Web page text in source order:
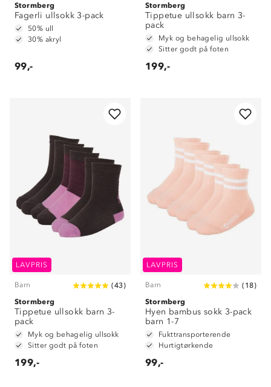
Stormberg
Fagerli ullsokk 3-pack
50% ull
30% akryl
99,-
Stormberg
Tippetue ullsokk barn 3-
pack
Myk og behagelig ullsokk
Sitter godt på foten
199,-
LAVPRIS
Barn (43)
Stormberg
Tippetue ullsokk barn 3-
pack
Myk og behagelig ullsokk
Sitter godt på foten
199,-
LAVPRIS
Barn ( 18)
Stormberg
Hyen bambus sokk 3-pack
barn 1-7
Fukttransporterende
Hurtigtørkende
99,-